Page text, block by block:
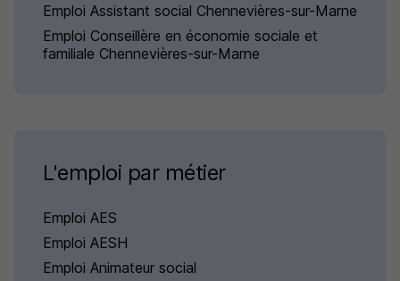
Emploi Assistant social Chennevières-sur-Marne
Emploi Conseillère en économie sociale et
familiale Chennevières-sur-Marne
L'emploi par métier
Emploi AES
Emploi AESH
Emploi Animateur social